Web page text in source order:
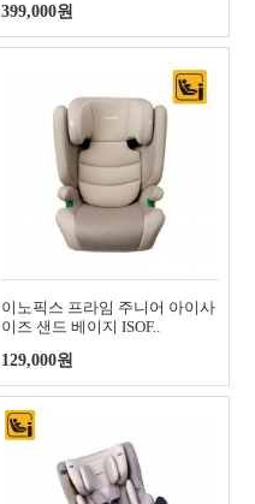
399,000원
이노픽스 프라임 주니어 아이사
이즈 샌드 베이지 ISOF..
129,000원